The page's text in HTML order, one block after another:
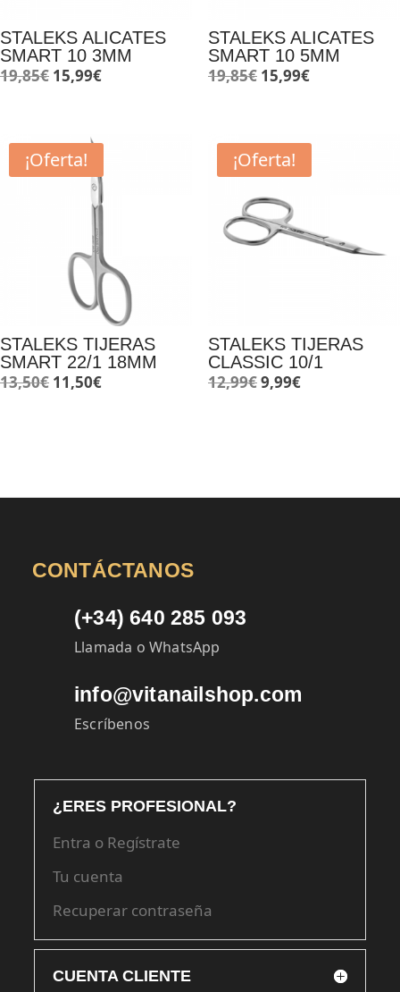
STALEKS ALICATES
SMART 10 3MM
19,85€ El
era:
19,85€.
15,99€El
es:
STALEKS ALICATES
SMART 10 5MM
19,85€ El
era:
19,85€.
15,99€El
es:
¡Oferta!
STALEKS TIJERAS
SMART 22/1 18MM
13,50€ El
11,50€El
¡Oferta!
STALEKS TIJERAS
CLASSIC 10/1
12,99€El
9,99€El
CONTÁCTANOS
(+34) 640 285 093
Llamada o WhatsApp
info@vitanailshop.com
Escríbenos
¿ERES PROFESIONAL?
Entra o Regístrate
Tu cuenta
Recuperar contraseña
CUENTA CLIENTE